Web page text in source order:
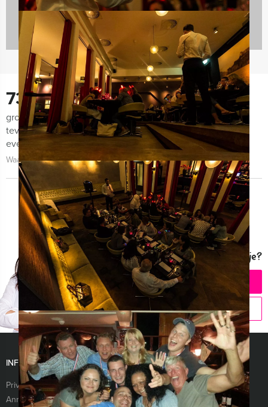
730
groepen lieten ons de afgelopen maanden weten zeer
tevreden te zijn met de organisatie van het uitje, het
evenement zelf én de begeleiding!
Waarom kiezen voor Mokum Events?
Vragen over dit uitje?
CHAT MET ANGELA
BEL 020 427 29 09
INFORMATIE
Privacy- en cookieverklaring
Algemene voorwaarden
Annuleringsverzekering
Vraag & antwoord